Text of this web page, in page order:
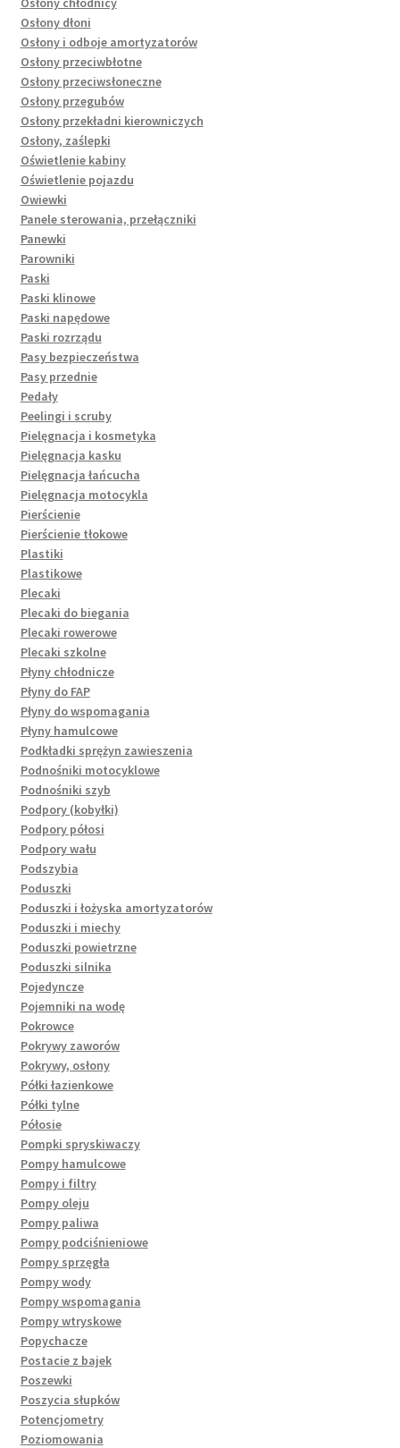
Osłony dłoni
Osłony i odboje amortyzatorów
Osłony przeciwbłotne
Osłony przeciwsłoneczne
Osłony przegubów
Osłony przekładni kierowniczych
Osłony, zaślepki
Oświetlenie kabiny
Oświetlenie pojazdu
Owiewki
Panele sterowania, przełączniki
Panewki
Parowniki
Paski
Paski klinowe
Paski napędowe
Paski rozrządu
Pasy bezpieczeństwa
Pasy przednie
Pedały
Peelingi i scruby
Pielęgnacja i kosmetyka
Pielęgnacja kasku
Pielęgnacja łańcucha
Pielęgnacja motocykla
Pierścienie
Pierścienie tłokowe
Plastiki
Plastikowe
Plecaki
Plecaki do biegania
Plecaki rowerowe
Plecaki szkolne
Płyny chłodnicze
Płyny do FAP
Płyny do wspomagania
Płyny hamulcowe
Podkładki sprężyn zawieszenia
Podnośniki motocyklowe
Podnośniki szyb
Podpory (kobyłki)
Podpory półosi
Podpory wału
Podszybia
Poduszki
Poduszki i łożyska amortyzatorów
Poduszki i miechy
Poduszki powietrzne
Poduszki silnika
Pojedyncze
Pojemniki na wodę
Pokrowce
Pokrywy zaworów
Pokrywy, osłony
Półki łazienkowe
Półki tylne
Półosie
Pompki spryskiwaczy
Pompy hamulcowe
Pompy i filtry
Pompy oleju
Pompy paliwa
Pompy podciśnieniowe
Pompy sprzęgła
Pompy wody
Pompy wspomagania
Pompy wtryskowe
Popychacze
Postacie z bajek
Poszewki
Poszycia słupków
Potencjometry
Poziomowania